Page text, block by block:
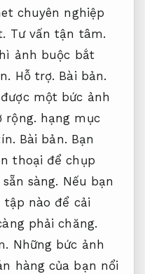
chuyên nghiệp
Tư vấn tận tâm.
ảnh buộc bắt
Hỗ trợ. Bài bản.
một bức ảnh
rộng. hạng mục
Bài bản. Bạn
thoại để chụp
sàng. Nếu bạn
tập nào để cải
phải chăng.
Những bức ảnh
hàng của bạn nổi